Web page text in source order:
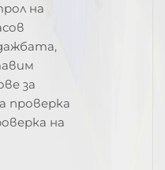
на
за
проверка
на